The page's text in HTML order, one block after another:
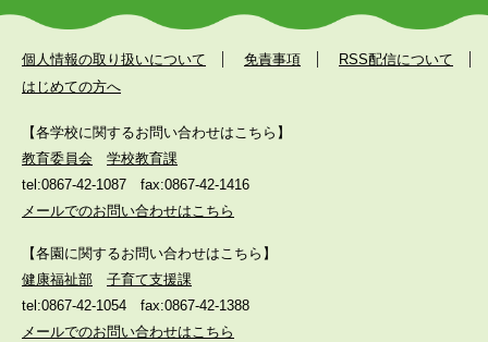
個人情報の取り扱いについて 免責事項
RSS配信について
はじめての方へ
【各学校に関するお問い合わせはこちら】
教育委員会
学校教育課
tel:0867-42-1087
fax:0867-42-1416
メールでのお問い合わせはこちら
【各園に関するお問い合わせはこちら】
健康福祉部
子育て支援課
tel:0867-42-1054
fax:0867-42-1388
メールでのお問い合わせはこちら